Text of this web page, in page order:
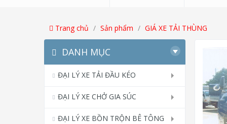
Trang chủ Sản phẩm GIÁ XE TẢI THÙNG
DANH MỤC
ĐẠI LÝ XE TẢI ĐẦU KÉO
ĐẠI LÝ XE CHỞ GIA SÚC
ĐẠI LÝ XE BỒN TRỘN BÊ TÔNG